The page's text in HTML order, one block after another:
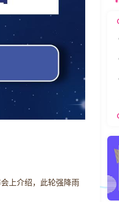
上介绍，此轮强降雨